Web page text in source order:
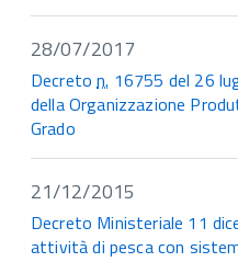
28/07/2017
Decreton. 16755 del 26
della Organizzazione
Grado
21/12/2015
Decreto Ministeriale 11
attività di pesca con